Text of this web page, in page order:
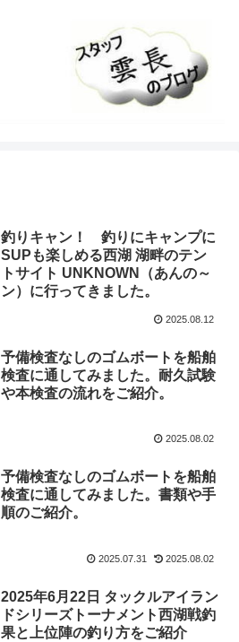
釣りキャン！ 釣りにキャンプに
SUPも楽しめる西湖 湖畔のテン
トサイト UNKNOWN（あんの～
ン）に行ってきました。
2025.08.12
予備検査なしのゴムボートを船舶
検査に通してみました。耐久試験
や本検査の流れをご紹介。
2025.08.02
予備検査なしのゴムボートを船舶
検査に通してみました。書類や手
順のご紹介。
2025.07.31 2025.08.02
2025年6月22日 タックルアイラン
ドシリーズトーナメント西湖戦釣
果と上位陣の釣り方をご紹介